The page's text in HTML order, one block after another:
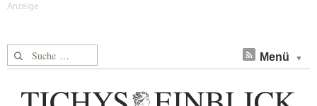
Suche nach: Menü